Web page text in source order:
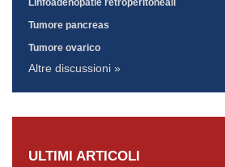
Linfoadenopatie retroperitoneali
Tumore pancreas
Tumore ovarico
Altre discussioni »
ULTIMI ARTICOLI